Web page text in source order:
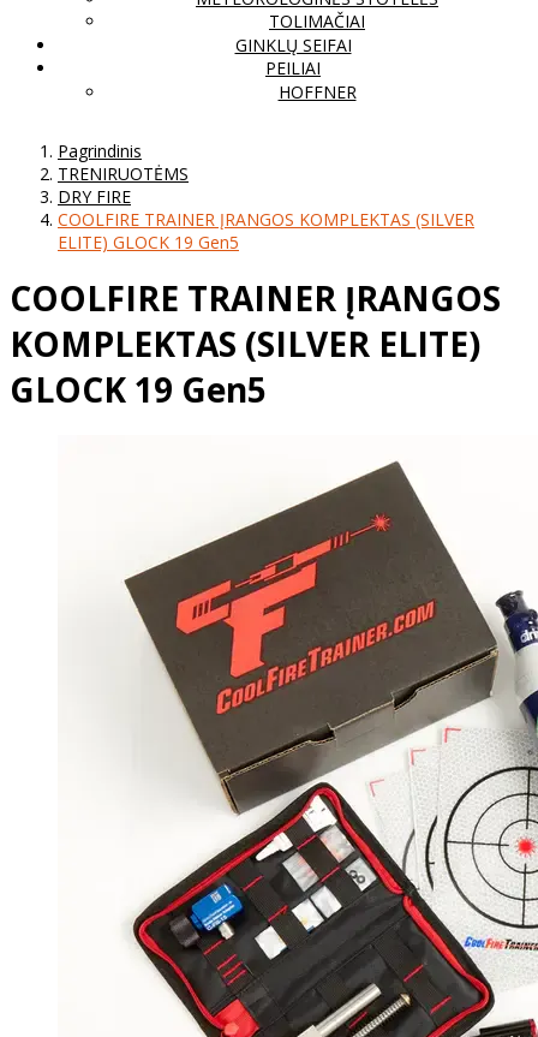
TOLIMAČIAI
GINKLŲ SEIFAI
PEILIAI
HOFFNER
Pagrindinis
TRENIRUOTĖMS
DRY FIRE
COOLFIRE TRAINER ĮRANGOS KOMPLEKTAS (SILVER
ELITE) GLOCK 19 Gen5
COOLFIRE TRAINER ĮRANGOS
KOMPLEKTAS (SILVER ELITE)
GLOCK 19 Gen5